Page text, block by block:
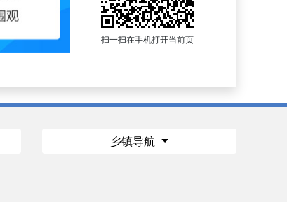
扫一扫在手机打开当前页
乡镇导航